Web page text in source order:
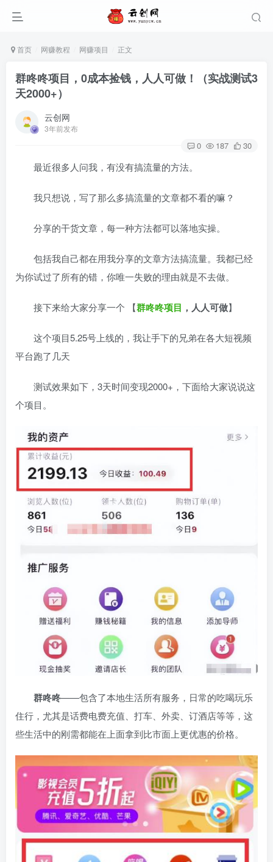
首页 网赚教程 网赚项目 正文
群咚咚项目，0成本捡钱，人人可做！（实战测试3
天2000+）
云创网
3年前发布
0 187 30
最近很多人问我，有没有搞流量的方法。
我只想说，写了那么多搞流量的文章都不看的嘛？
分享的干货文章，每一种方法都可以落地实操。
包括我自己都在用我分享的文章方法搞流量。我都已经
为你试过了所有的错，你唯一失败的理由就是不去做。
接下来给大家分享一个 【群咚咚项目 ，人人可做】
这个项目5.25号上线的，我让手下的兄弟在各大短视频
平台跑了几天
测试效果如下，3天时间变现2000+，下面给大家说说这
个项目。
群咚咚——包含了本地生活所有服务，日常的吃喝玩乐
住行，尤其是话费电费充值、打车、外卖、订酒店等等，这
些生活中的刚需都能在上面拿到比市面上更优惠的价格。